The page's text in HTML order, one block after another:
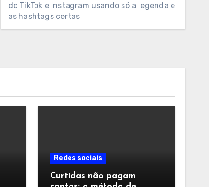
do TikTok e Instagram usando só a legenda e
as hashtags certas
Redes sociais
Curtidas não pagam